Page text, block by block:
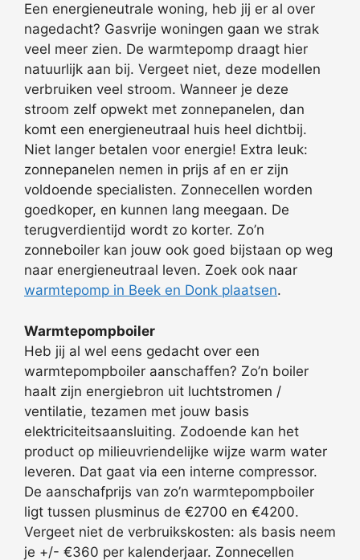
Een energieneutrale woning, heb jij er al over
nagedacht? Gasvrije woningen gaan we strak
veel meer zien. De warmtepomp draagt hier
natuurlijk aan bij. Vergeet niet, deze modellen
verbruiken veel stroom. Wanneer je deze
stroom zelf opwekt met zonnepanelen, dan
komt een energieneutraal huis heel dichtbij.
Niet langer betalen voor energie! Extra leuk:
zonnepanelen nemen in prijs af en er zijn
voldoende specialisten. Zonnecellen worden
goedkoper, en kunnen lang meegaan. De
terugverdientijd wordt zo korter. Zo’n
zonneboiler kan jouw ook goed bijstaan op weg
naar energieneutraal leven. Zoek ook naar
warmtepomp in Beek en Donk plaatsen.
Warmtepompboiler
Heb jij al wel eens gedacht over een
warmtepompboiler aanschaffen? Zo’n boiler
haalt zijn energiebron uit luchtstromen /
ventilatie, tezamen met jouw basis
elektriciteitsaansluiting. Zodoende kan het
product op milieuvriendelijke wijze warm water
leveren. Dat gaat via een interne compressor.
De aanschafprijs van zo’n warmtepompboiler
ligt tussen plusminus de €2700 en €4200.
Vergeet niet de verbruikskosten: als basis neem
je +/- €360 per kalenderjaar. Zonnecellen